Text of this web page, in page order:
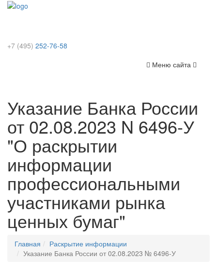
+7 (495) 252-76-58
Меню сайта Меню
Указание Банка России
от 02.08.2023 N 6496-У
"О раскрытии
информации
профессиональными
участниками рынка
ценных бумаг"
Главная
Раскрытие информации
Указание Банка России от 02.08.2023 № 6496-У